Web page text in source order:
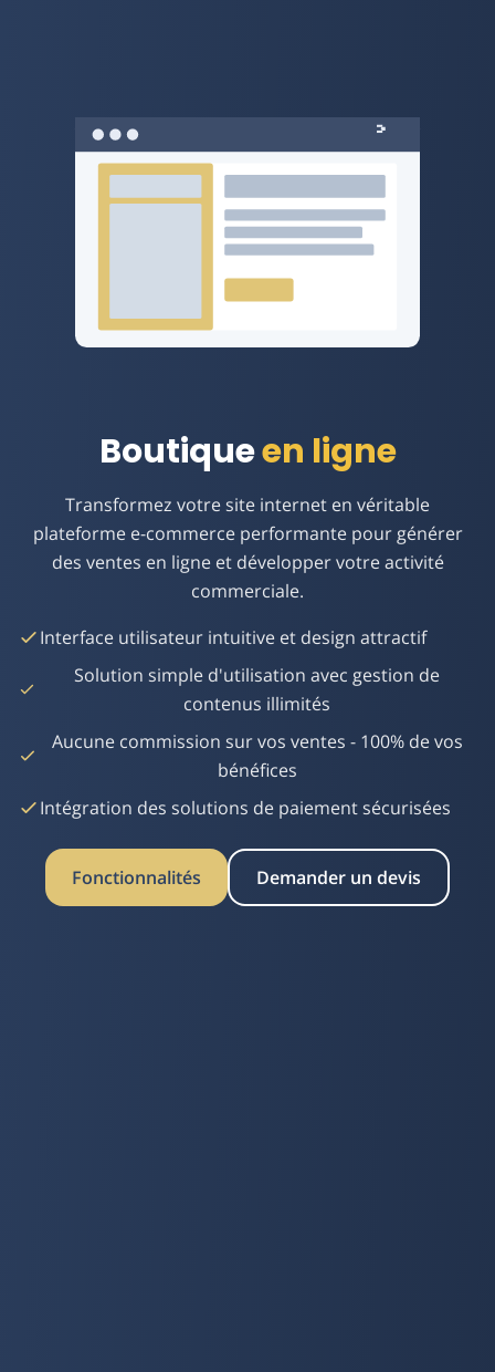
Boutiqueen ligne
Transformez votre site internet en véritable
plateforme e-commerce performante pour générer
des ventes en ligne et développer votre activité
commerciale.
Interface utilisateur intuitive et design attractif
Solution simple d'utilisation avec gestion de
contenus illimités
Aucune commission sur vos ventes - 100% de vos
bénéfices
Intégration des solutions de paiement sécurisées
Fonctionnalités Demander un devis